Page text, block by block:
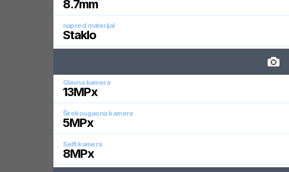
8.7mm
napred materijal
Staklo
Glavna kamera
13MPx
Širokougaona kamera
5MPx
Selfi kamera
8MPx